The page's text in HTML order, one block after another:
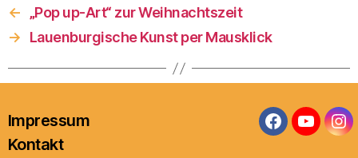
←
„Pop up-Art“ zur Weihnachtszeit
→
Lauenburgische Kunst per Mausklick
Impressum
Kontakt
Facebook